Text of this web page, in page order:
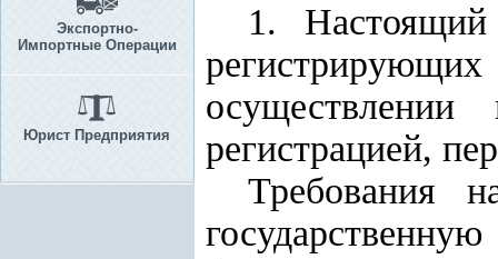
Экспортно-
Импортные Операции
Юрист Предприятия
1. Настоящий
регистрацией,
Требования